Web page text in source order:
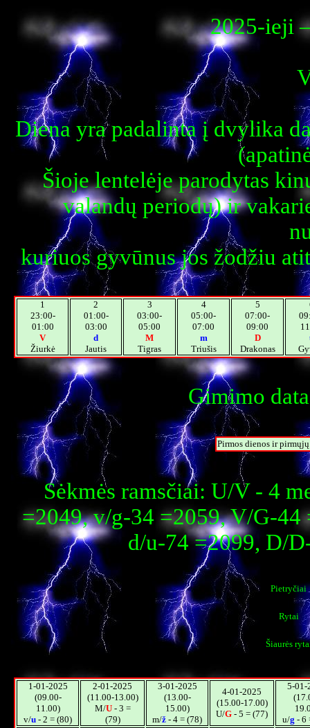
2025-ieji
Diena yra padalinta į dvylika
Šioje lentelėje parodytas
valandų periodų) ir
kuriuos gyvūnus jos žodžiu
1
23:00-
01:00
V
Žiurkė
2
01:00-
03:00
d
Jautis
3
03:00-
05:00
M
Tigras
4
05:00-
07:00
m
Triušis
5
07:00-
09:00
D
Drakonas
Gimimo
Pirmos dienos ir
Sėkmės ramsčiai: U/V - 4
=2049, v/g-34 =2059, V/G-
d/u-74 =2099, D/
Pietryčiai
Rytai
Šiaurės
1-01-2025
(09.00-
11.00)
v/u - 2 = (80)
2-01-2025
(11.00-13.00)
M/U- 3 =
(79)
3-01-2025
(13.00-
15.00)
m/ž - 4 = (78)
4-01-2025
(15.00-17.00)
U/G - 5 = (77)
5-01-
u/g - 6